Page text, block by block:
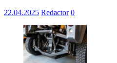
22.04.2025 Redactor 0